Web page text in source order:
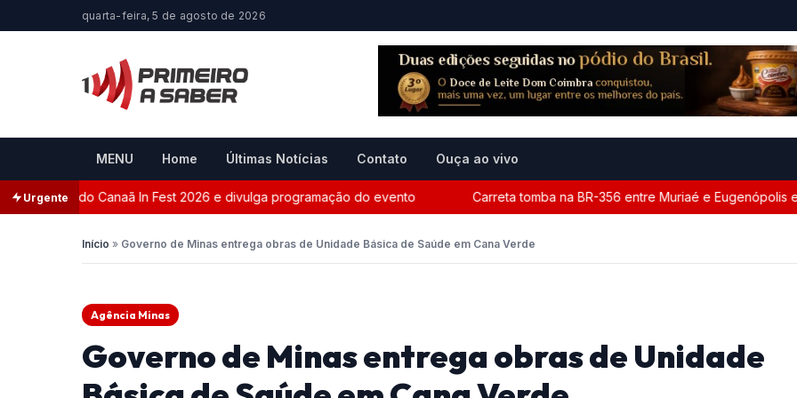
quarta-feira, 5 de agosto de 2026
MENU Home Últimas Notícias Contato Ouça ao vivo
Urgente
oficial do Canaã In Fest 2026 e divulga programação do evento Carreta tomba na BR-356 entre Muriaé e Eugenópolis e
Início » Governo de Minas entrega obras de Unidade Básica de Saúde em Cana Verde
Agência Minas
Governo de Minas entrega obras de Unidade